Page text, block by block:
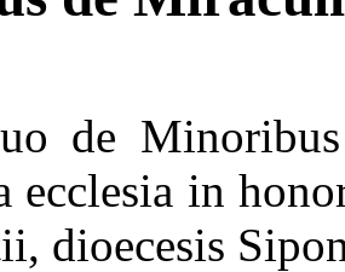
de
ecclesia in
dioecesis